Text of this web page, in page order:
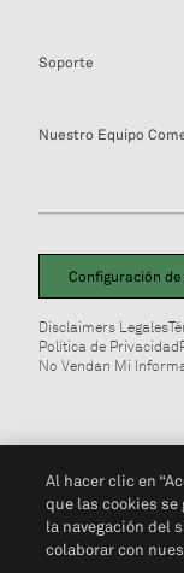
Soporte
Nuestro Equipo
Configuración
Disclaimers Legales
Política de Privacidad
No Vendan Mi
Al hacer clic en
que las cookies
la navegación del
colaborar con